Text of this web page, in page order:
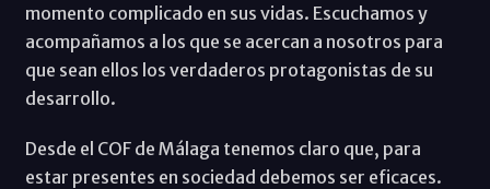
momento complicado en sus vidas. Escuchamos y
acompañamos a los que se acercan a nosotros para
que sean ellos los verdaderos protagonistas de su
desarrollo.
Desde el COF de Málaga tenemos claro que, para
estar presentes en sociedad debemos ser eficaces.